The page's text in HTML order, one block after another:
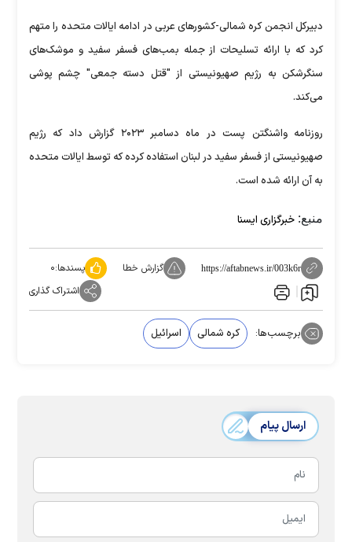
دبیرکل انجمن کره شمالی-کشور‌های عربی در ادامه ایالات متحده را متهم
کرد که با ارائه تسلیحات از جمله بمب‌های فسفر سفید و موشک‌های
سنگرشکن به رژیم صهیونیستی از "قتل دسته جمعی" چشم پوشی
می‌کند.
روزنامه واشنگتن پست در ماه دسامبر ۲۰۲۳ گزارش داد که رژیم
صهیونیستی از فسفر سفید در لبنان استفاده کرده که توسط ایالات متحده
به آن ارائه شده است.
منبع: خبرگزاری ایسنا
https://aftabnews.ir/003k6r گزارش خطا پسندها:۰
اشتراک گذاری
برچسب‌ها: کره شمالی اسرائیل
ارسال پیام